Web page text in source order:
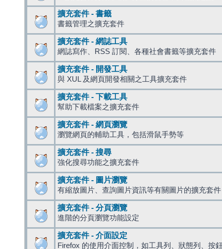
擴充套件 - 書籤
書籤管理之擴充套件
擴充套件 - 網誌工具
網誌寫作、RSS 訂閱、各種社會書籤等擴充套件
擴充套件 - 開發工具
與 XUL 及網頁開發相關之工具擴充套件
擴充套件 - 下載工具
幫助下載檔案之擴充套件
擴充套件 - 網頁瀏覽
瀏覽網頁的輔助工具，包括滑鼠手勢等
擴充套件 - 搜尋
強化搜尋功能之擴充套件
擴充套件 - 圖片瀏覽
有縮放圖片、查詢圖片資訊等有關圖片的擴充套件
擴充套件 - 分頁瀏覽
進階的分頁瀏覽功能設定
擴充套件 - 介面設定
Firefox 的使用介面控制，如工具列、狀態列、按